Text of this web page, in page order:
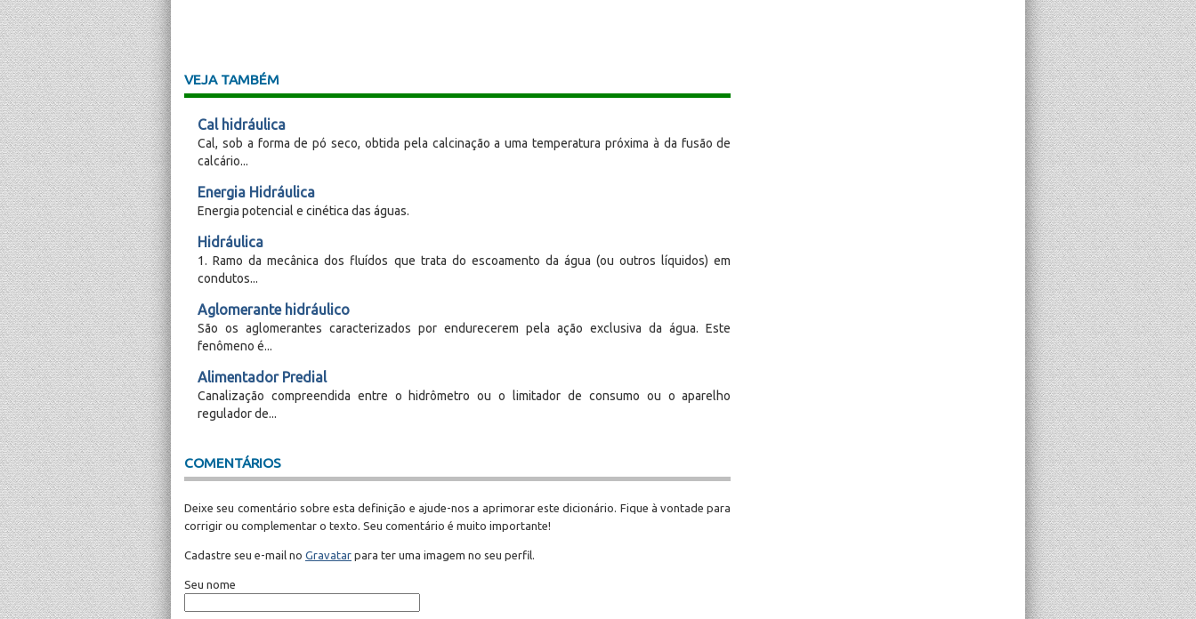
VEJA TAMBÉM
Cal hidráulica
Cal, sob a forma de pó seco, obtida pela calcinação a uma temperatura próxima à da fusão de
calcário...
Energia Hidráulica
Energia potencial e cinética das águas.
Hidráulica
1. Ramo da mecânica dos fluídos que trata do escoamento da água (ou outros líquidos) em
condutos...
Aglomerante hidráulico
São os aglomerantes caracterizados por endurecerem pela ação exclusiva da água. Este
fenômeno é...
Alimentador Predial
Canalização compreendida entre o hidrômetro ou o limitador de consumo ou o aparelho
regulador de...
COMENTÁRIOS
Deixe seu comentário sobre esta definição e ajude-nos a aprimorar este dicionário. Fique à vontade para
corrigir ou complementar o texto. Seu comentário é muito importante!
Cadastre seu e-mail no Gravatar para ter uma imagem no seu perfil.
Seu nome